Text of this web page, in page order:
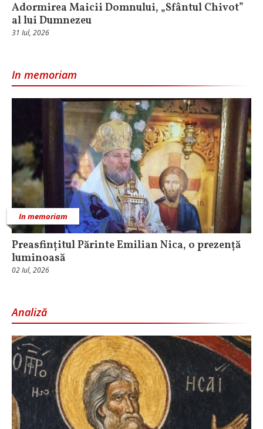
Adormirea Maicii Domnului, „Sfântul Chivot”
al lui Dumnezeu
31 Iul, 2026
In memoriam
In memoriam
Preasfințitul Părinte Emilian Nica, o prezență
luminoasă
02 Iul, 2026
Analiză